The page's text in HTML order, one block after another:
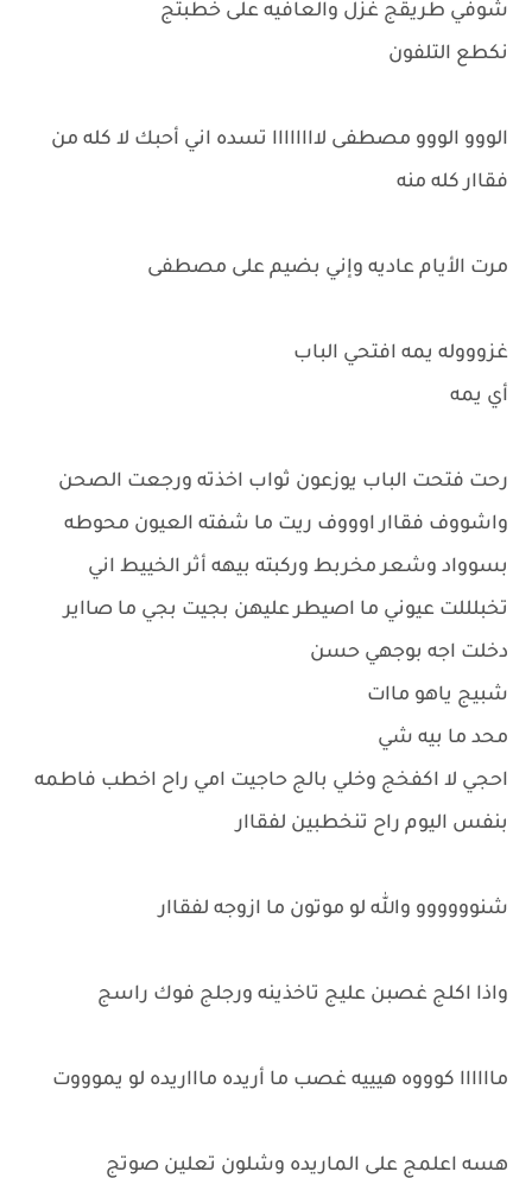
شوفي طريقج غزل والعافيه على خطبتج
نكطع التلفون
الووو الووو مصطفى لاااااااا تسده اني أحبك لا كله من
فقاار كله منه
مرت الأيام عاديه وإني بضيم على مصطفى
غزوووله يمه افتحي الباب
أي يمه
رحت فتحت الباب يوزعون ثواب اخذته ورجعت الصحن
واشووف فقاار اوووف ريت ما شفته العيون محوطه
بسوواد وشعر مخربط وركبته بيهه أثر الخييط اني
تخبلللت عيوني ما اصيطر عليهن بجيت بجي ما صااير
دخلت اجه بوجهي حسن
شبيج ياهو ماات
محد ما بيه شي
احجي لا اكفخج وخلي بالج حاجيت امي راح اخطب فاطمه
بنفس اليوم راح تنخطبين لفقاار
شنوووووو والله لو موتون ما ازوجه لفقاار
واذا اكلج غصبن عليج تاخذينه ورجلج فوك راسج
ماااااا كوووه هيييه غصب ما أريده ماااريده لو يموووت
هسه اعلمج على الماريده وشلون تعلين صوتج